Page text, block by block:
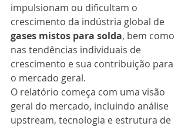
impulsionam ou dificultam o
crescimento da indústria global de
gases mistos para solda, bem como
nas tendências individuais de
crescimento e sua contribuição para
o mercado geral.
O relatório começa com uma visão
geral do mercado, incluindo análise
upstream, tecnologia e estrutura de